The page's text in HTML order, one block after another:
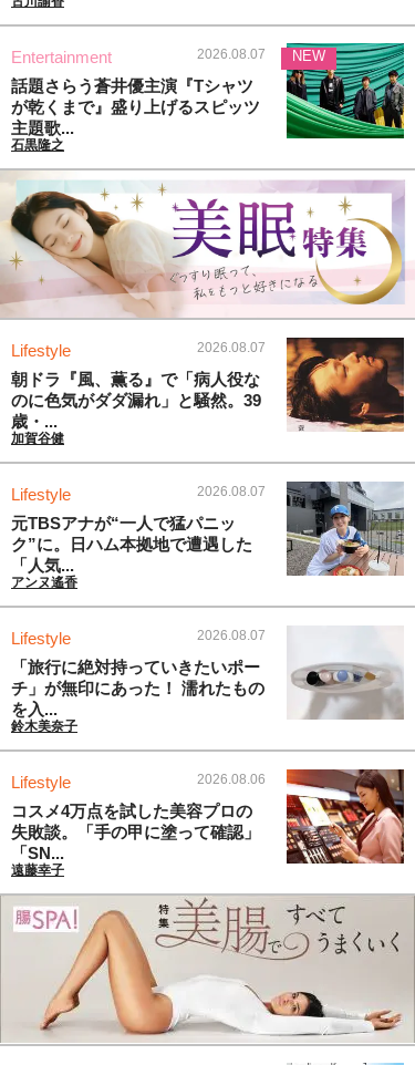
Entertainment 2026.08.07
話題さらう蒼井優主演『Tシャツ
が乾くまで』盛り上げるスピッツ
主題歌...
石黒隆之
NEW
Lifestyle 2026.08.07
朝ドラ『風、薫る』で「病人役な
のに色気がダダ漏れ」と騒然。39
歳・...
加賀谷健
Lifestyle 2026.08.07
元TBSアナが“一人で猛パニッ
ク”に。日ハム本拠地で遭遇した
「人気...
アンヌ遙香
Lifestyle 2026.08.07
「旅行に絶対持っていきたいポー
チ」が無印にあった！ 濡れたもの
を入...
鈴木美奈子
Lifestyle 2026.08.06
コスメ4万点を試した美容プロの
失敗談。「手の甲に塗って確認」
「SN...
遠藤幸子